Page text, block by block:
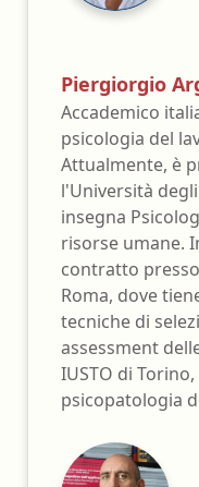
Piergiorgio
Accademico
psicologia del
Attualmente, è
l'Università
insegna
risorse umane.
contratto
Roma, dove
tecniche di
assessment
IUSTO di
psicopatologia